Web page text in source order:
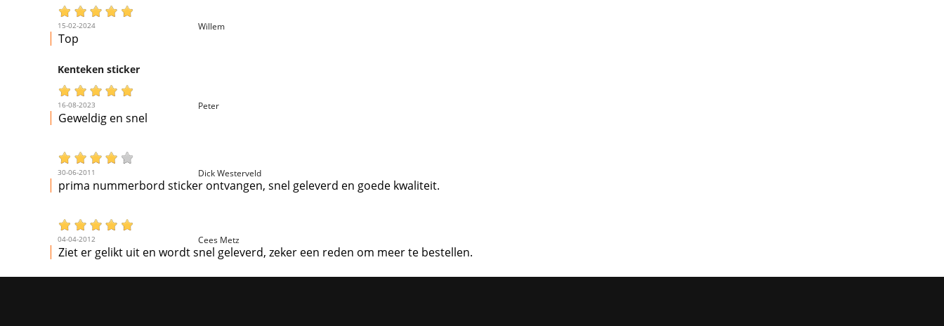
15-02-2024 Willem
Top
Kenteken sticker
16-08-2023 Peter
Geweldig en snel
30-06-2011 Dick Westerveld
prima nummerbord sticker ontvangen, snel geleverd en goede kwaliteit.
04-04-2012 Cees Metz
Ziet er gelikt uit en wordt snel geleverd, zeker een reden om meer te bestellen.